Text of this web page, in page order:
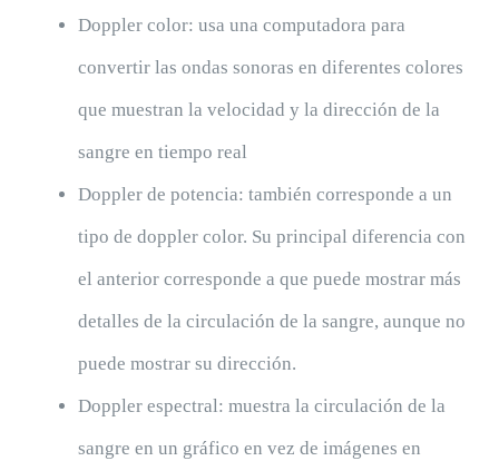
Doppler color: usa una computadora para
convertir las ondas sonoras en diferentes colores
que muestran la velocidad y la dirección de la
sangre en tiempo real
Doppler de potencia: también corresponde a un
tipo de doppler color. Su principal diferencia con
el anterior corresponde a que puede mostrar más
detalles de la circulación de la sangre, aunque no
puede mostrar su dirección.
Doppler espectral: muestra la circulación de la
sangre en un gráfico en vez de imágenes en